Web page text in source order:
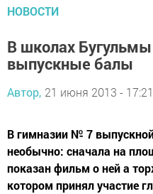
НОВОСТИ
В школах
выпускные балы
Автор, 21 июня 2013 - 17:21
В гимназии № 7
необычно: сначала на
показан фильм о ней а
котором принял участие